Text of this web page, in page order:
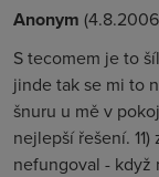
Anonym (4.8.2006
S tecomem je to
jinde tak se mi to
šnuru u mě v
nejlepší řešení.
nefungoval - když